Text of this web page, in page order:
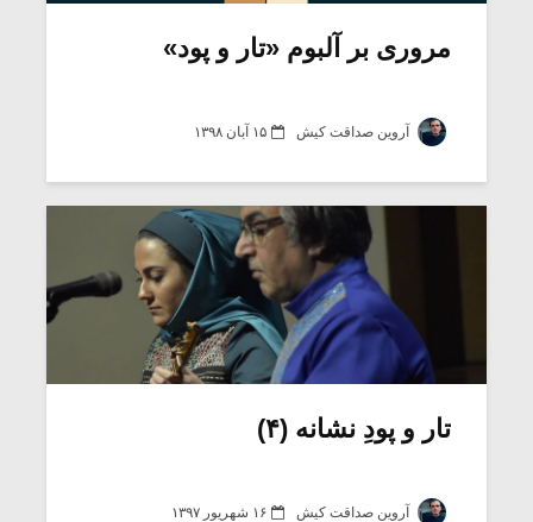
مروری بر آلبوم «تار و پود»
آروین صداقت کیش ۱۵ آبان ۱۳۹۸
تار و پودِ نشانه (۴)
آروین صداقت کیش ۱۶ شهریور ۱۳۹۷
میکلوش روژا